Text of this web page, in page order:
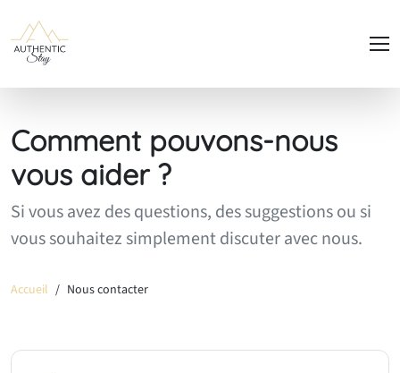
Comment pouvons-nous
vous aider ?
Si vous avez des questions, des suggestions ou si
vous souhaitez simplement discuter avec nous.
Accueil Nous contacter